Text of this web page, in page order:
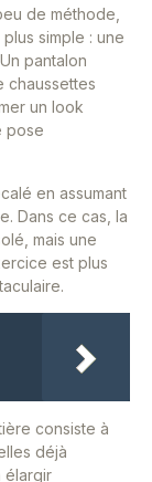
de méthode,
simple : une
pantalon
chaussettes
un look
pose
en assumant
Dans ce cas, la
mais une
est plus
consiste à
déjà
élargir